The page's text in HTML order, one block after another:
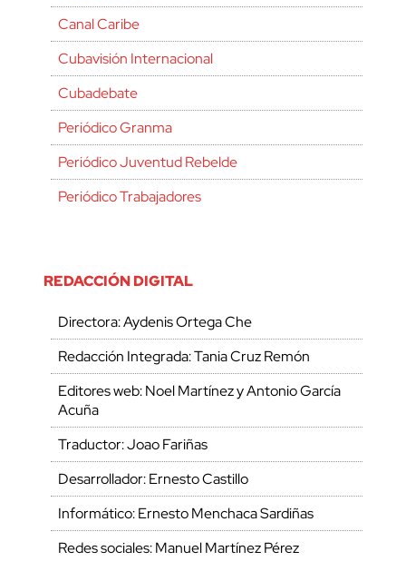
Canal Caribe
Cubavisión Internacional
Cubadebate
Periódico Granma
Periódico Juventud Rebelde
Periódico Trabajadores
REDACCIÓN DIGITAL
Directora: Aydenis Ortega Che
Redacción Integrada: Tania Cruz Remón
Editores web: Noel Martínez y Antonio García
Acuña
Traductor: Joao Fariñas
Desarrollador: Ernesto Castillo
Informático: Ernesto Menchaca Sardiñas
Redes sociales: Manuel Martínez Pérez